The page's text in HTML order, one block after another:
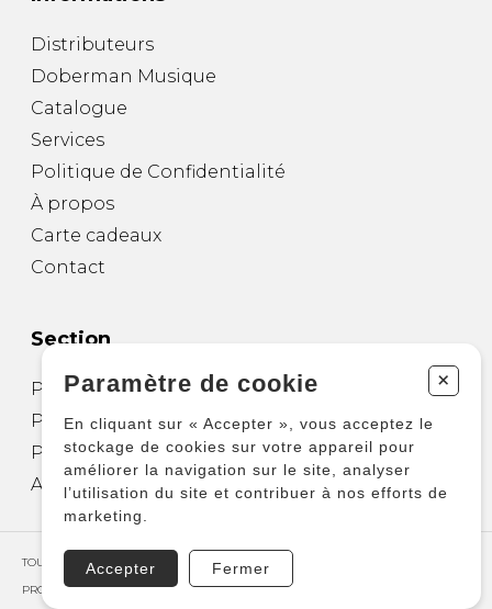
Distributeurs
Doberman Musique
Catalogue
Services
Politique de Confidentialité
À propos
Carte cadeaux
Contact
Section
Partitions pour guitare
Partitions pour autres instruments
Partitions pour ensembles
Autres produits
TOUS DROITS RÉSERVÉS © COPYRIGHT 2026 – PRODUCTIONS D'OZ
PROPULSÉ PAR
Paramètre de cookie +
En cliquant sur « Accepter », vous acceptez le
stockage de cookies sur votre appareil pour
améliorer la navigation sur le site, analyser
l’utilisation du site et contribuer à nos efforts de
marketing.
Accepter Fermer